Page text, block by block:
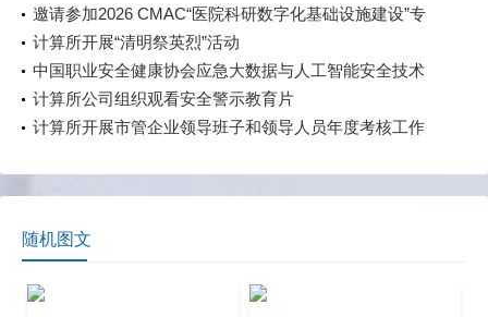
作协议
邀请参加2026 CMAC“医院科研数字化基础设施建设”专
题展
计算所开展“清明祭英烈”活动
中国职业安全健康协会应急大数据与人工智能安全技术
专业委员会举行应急创新技术论坛
计算所公司组织观看安全警示教育片
计算所开展市管企业领导班子和领导人员年度考核工作
随机图文